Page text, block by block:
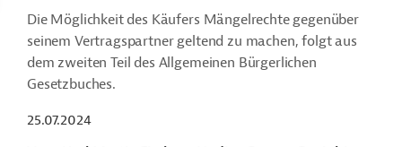
Die Möglichkeit des Käufers Mängelrechte gegenüber
seinem Vertragspartner geltend zu machen, folgt aus
dem zweiten Teil des Allgemeinen Bürgerlichen
Gesetzbuches.
25.07.2024